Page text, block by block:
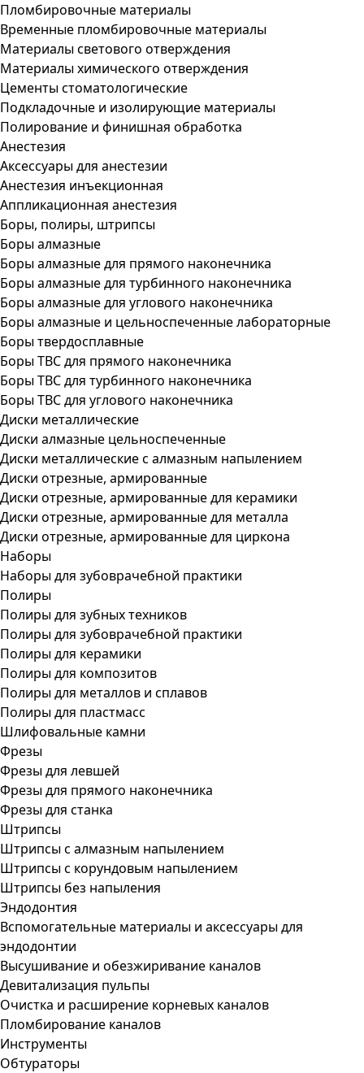
Пломбировочные материалы
Временные пломбировочные материалы
Материалы светового отверждения
Материалы химического отверждения
Цементы стоматологические
Подкладочные и изолирующие материалы
Полирование и финишная обработка
Анестезия
Аксессуары для анестезии
Анестезия инъекционная
Аппликационная анестезия
Боры, полиры, штрипсы
Боры алмазные
Боры алмазные для прямого наконечника
Боры алмазные для турбинного наконечника
Боры алмазные для углового наконечника
Боры алмазные и цельноспеченные лабораторные
Боры твердосплавные
Боры ТВС для прямого наконечника
Боры ТВС для турбинного наконечника
Боры ТВС для углового наконечника
Диски металлические
Диски алмазные цельноспеченные
Диски металлические с алмазным напылением
Диски отрезные, армированные
Диски отрезные, армированные для керамики
Диски отрезные, армированные для металла
Диски отрезные, армированные для циркона
Наборы
Наборы для зубоврачебной практики
Полиры
Полиры для зубных техников
Полиры для зубоврачебной практики
Полиры для керамики
Полиры для композитов
Полиры для металлов и сплавов
Полиры для пластмасс
Шлифовальные камни
Фрезы
Фрезы для левшей
Фрезы для прямого наконечника
Фрезы для станка
Штрипсы
Штрипсы c алмазным напылением
Штрипсы c корундовым напылением
Штрипсы без напыления
Эндодонтия
Вспомогательные материалы и аксессуары для
эндодонтии
Высушивание и обезжиривание каналов
Девитализация пульпы
Очистка и расширение корневых каналов
Пломбирование каналов
Инструменты
Обтураторы